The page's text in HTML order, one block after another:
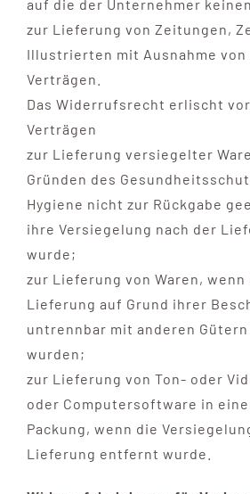
auf die der Unternehmer
zur Lieferung von Zeitungen,
Illustrierten mit Ausnahme von
Verträgen.
Das Widerrufsrecht erlischt
Verträgen
zur Lieferung versiegelter
Gründen des
Hygiene nicht zur Rückgabe
ihre Versiegelung nach der
wurde;
zur Lieferung von Waren,
Lieferung auf Grund ihrer
untrennbar mit anderen
wurden;
zur Lieferung von Ton- oder
oder Computersoftware in
Packung, wenn die
Lieferung entfernt wurde.